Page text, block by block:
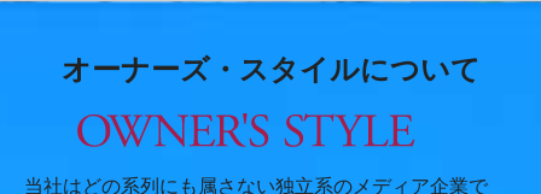
オーナーズ・スタイルについて
当社はどの系列にも属さない独立系のメディア企業で